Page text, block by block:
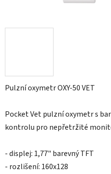
Pulzní oxymetr OXY-50 VET
Pocket Vet pulzní oxymetr s
kontrolu pro nepřetržité
- displej: 1,77" barevný TFT
- rozlišení: 160x128